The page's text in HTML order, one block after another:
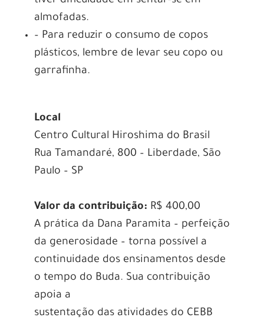
almofadas.
– Para reduzir o consumo de copos
plásticos, lembre de levar seu copo ou
garrafinha.
Local
Centro Cultural Hiroshima do Brasil
Rua Tamandaré, 800 – Liberdade, São
Paulo – SP
Valor da contribuição: R$ 400,00
A prática da Dana Paramita – perfeição
da generosidade – torna possível a
continuidade dos ensinamentos desde
o tempo do Buda. Sua contribuição
apoia a
sustentação das atividades do CEBB